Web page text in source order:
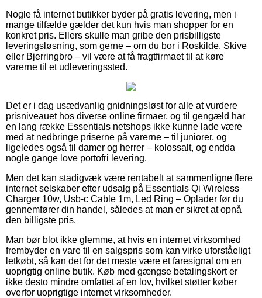
Nogle få internet butikker byder på gratis levering, men i
mange tilfælde gælder det kun hvis man shopper for en
konkret pris. Ellers skulle man gribe den prisbilligste
leveringsløsning, som gerne – om du bor i Roskilde, Skive
eller Bjerringbro – vil være at få fragtfirmaet til at køre
varerne til et udleveringssted.
Det er i dag usædvanlig gnidningsløst for alle at vurdere
prisniveauet hos diverse online firmaer, og til gengæld har
en lang række Essentials netshops ikke kunne lade være
med at nedbringe priserne på varerne – til juniorer, og
ligeledes også til damer og herrer – kolossalt, og endda
nogle gange love portofri levering.
Men det kan stadigvæk være rentabelt at sammenligne flere
internet selskaber efter udsalg på Essentials Qi Wireless
Charger 10w, Usb-c Cable 1m, Led Ring – Oplader før du
gennemfører din handel, således at man er sikret at opnå
den billigste pris.
Man bør blot ikke glemme, at hvis en internet virksomhed
frembyder en vare til en salgspris som kan virke uforståeligt
letkøbt, så kan det for det meste være et faresignal om en
uoprigtig online butik. Køb med gængse betalingskort er
ikke desto mindre omfattet af en lov, hvilket støtter køber
overfor uoprigtige internet virksomheder.